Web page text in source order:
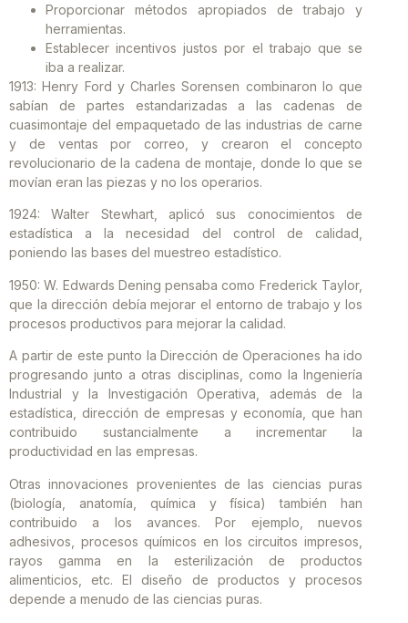
Proporcionar métodos apropiados de trabajo y
herramientas.
Establecer incentivos justos por el trabajo que se
iba a realizar.
1913: Henry Ford y Charles Sorensen combinaron lo que
sabían de partes estandarizadas a las cadenas de
cuasimontaje del empaquetado de las industrias de carne
y de ventas por correo, y crearon el concepto
revolucionario de la cadena de montaje, donde lo que se
movían eran las piezas y no los operarios.
1924: Walter Stewhart, aplicó sus conocimientos de
estadística a la necesidad del control de calidad,
poniendo las bases del muestreo estadístico.
1950: W. Edwards Dening pensaba como Frederick Taylor,
que la dirección debía mejorar el entorno de trabajo y los
procesos productivos para mejorar la calidad.
A partir de este punto la Dirección de Operaciones ha ido
progresando junto a otras disciplinas, como la Ingeniería
Industrial y la Investigación Operativa, además de la
estadística, dirección de empresas y economía, que han
contribuido sustancialmente a incrementar la
productividad en las empresas.
Otras innovaciones provenientes de las ciencias puras
(biología, anatomía, química y física) también han
contribuido a los avances. Por ejemplo, nuevos
adhesivos, procesos químicos en los circuitos impresos,
rayos gamma en la esterilización de productos
alimenticios, etc. El diseño de productos y procesos
depende a menudo de las ciencias puras.